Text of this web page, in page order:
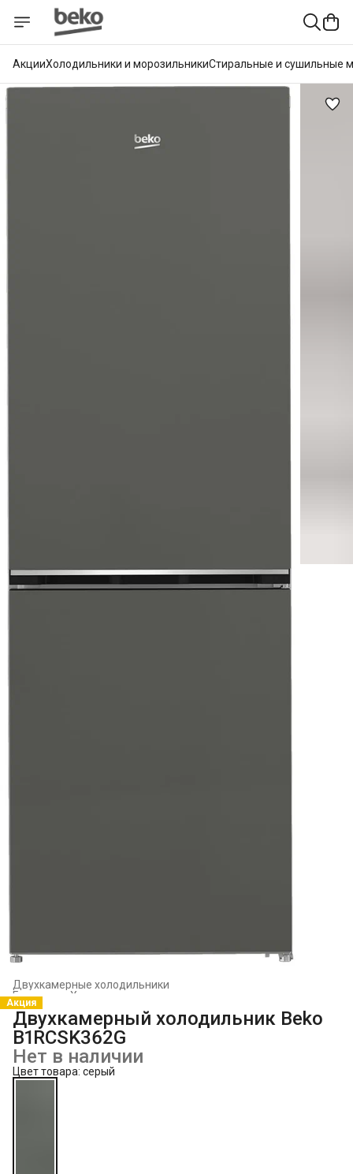
АкцииХолодильники и морозильникиСтиральные и сушильные
Двухкамерные холодильники
Холодильники и морозильники
Главная
Акция
Двухкамерный холодильник Beko
B1RCSK362G
Нет в наличии
Цвет товара: серый